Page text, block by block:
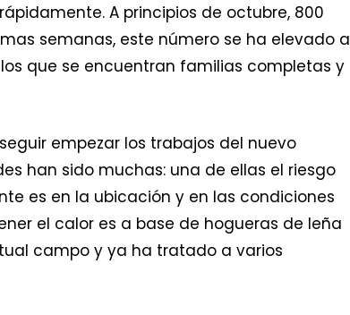
A principios de octubre, 800
semanas, este número se ha elevado a
los que se encuentran familias completas y
empezar los trabajos del nuevo
han sido muchas: una de ellas el riesgo
es en la ubicación y en las condiciones
el calor es a base de hogueras de leña
campo y ya ha tratado a varios